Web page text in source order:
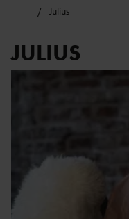
Julius
JULIUS